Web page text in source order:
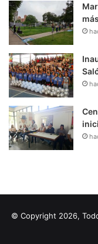
© Copyright 2026,